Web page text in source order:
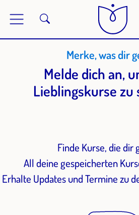
Merke, was dir
Melde dich an,
Lieblingskurse zu
Finde Kurse, die dir
All deine gespeicherten
Erhalte Updates und Termine zu